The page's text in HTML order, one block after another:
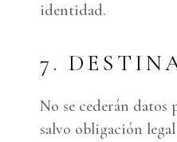
identidad.
7.
No se cederán datos
salvo obligación